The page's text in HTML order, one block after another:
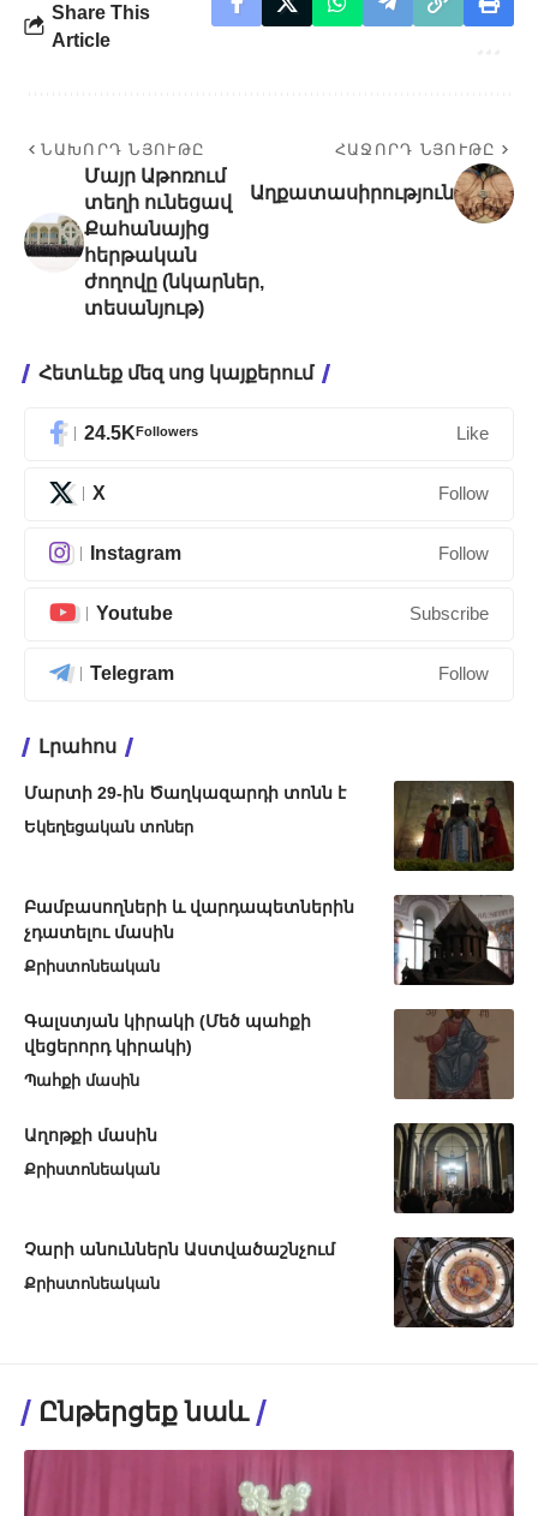
Share This
Article
ՆԱԽՈՐԴ ՆՅՈՒԹԸ
Մայր Աթոռում
տեղի ունեցավ
Քահանայից
հերթական
ժողովը (նկարներ,
տեսանյութ)
ՀԱՋՈՐԴ ՆՅՈՒԹԸ
Աղքատասիրություն
Հետևեք մեզ սոց կայքերում
24.5KFollowers Like
X Follow
Instagram Follow
Youtube Subscribe
Telegram Follow
Լրահոս
Մարտի 29-ին Ծաղկազարդի տոնն է
Եկեղեցական տոներ
Բամբասողների և վարդապետներին
չդատելու մասին
Քրիստոնեական
Գալստյան կիրակի (Մեծ պահքի
վեցերորդ կիրակի)
Պահքի մասին
Աղոթքի մասին
Քրիստոնեական
Չարի անուններն Աստվածաշնչում
Քրիստոնեական
Ընթերցեք նաև